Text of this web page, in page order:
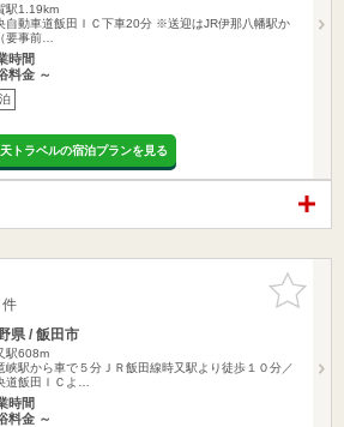
駅1.19km
自動車道飯田ＩＣ下車20分 ※送迎はJR伊那八幡駅か
要事前…
時間
料金 ～
トラベルの宿泊プランを見る
お気に入
りに追加
県 / 飯田市
駅608m
峡駅から車で５分ＪＲ飯田線時又駅より徒歩１０分／
道飯田ＩＣよ…
時間
料金 ～